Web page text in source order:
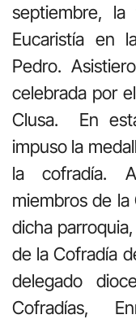
septiembre,
Eucaristía en
Pedro.
celebrada por
Clusa. En
impuso la
la cofradía.
miembros de
dicha
de la Cofradía
delegado
Cofradías,